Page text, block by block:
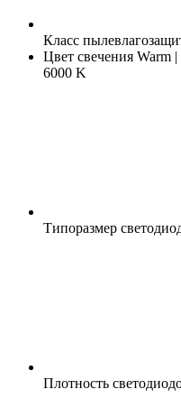
Класс
Цвет свечения Warm
6000 K
Типоразмер
Плотность